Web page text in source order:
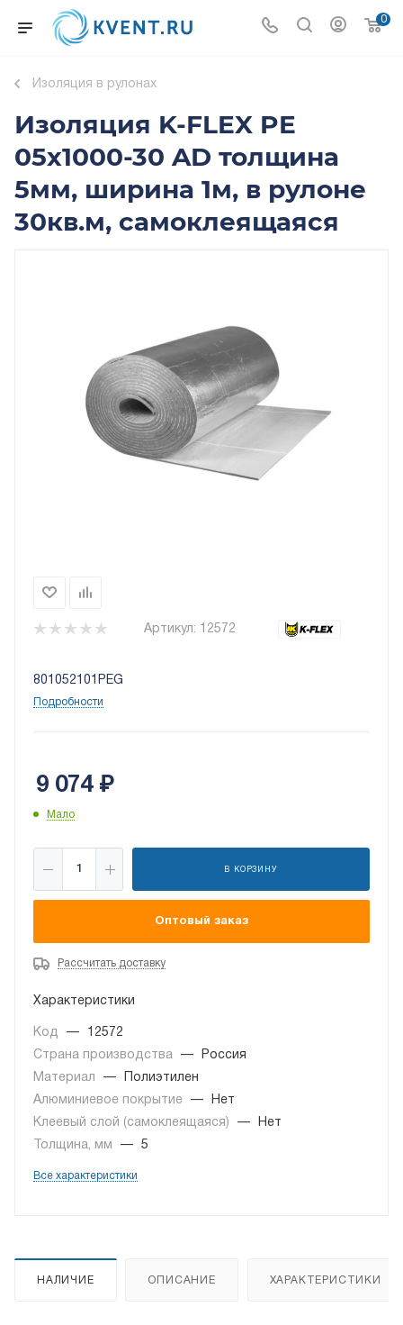
0
Изоляция в рулонах
Изоляция K-FLEX PE
05x1000-30 AD толщина
5мм, ширина 1м, в рулоне
30кв.м, самоклеящаяся
Артикул: 12572
801052101PEG
Подробности
9 074₽
Мало
В КОРЗИНУ
Оптовый заказ
Рассчитать доставку
Характеристики
Код —
12572
Страна производства
—
Россия
Материал
—
Полиэтилен
Алюминиевое покрытие
—
Нет
Клеевый слой (самоклеящаяся)
—
Нет
Толщина, мм
— 5
Все характеристики
НАЛИЧИЕ ОПИСАНИЕ ХАРАКТЕРИСТИКИ